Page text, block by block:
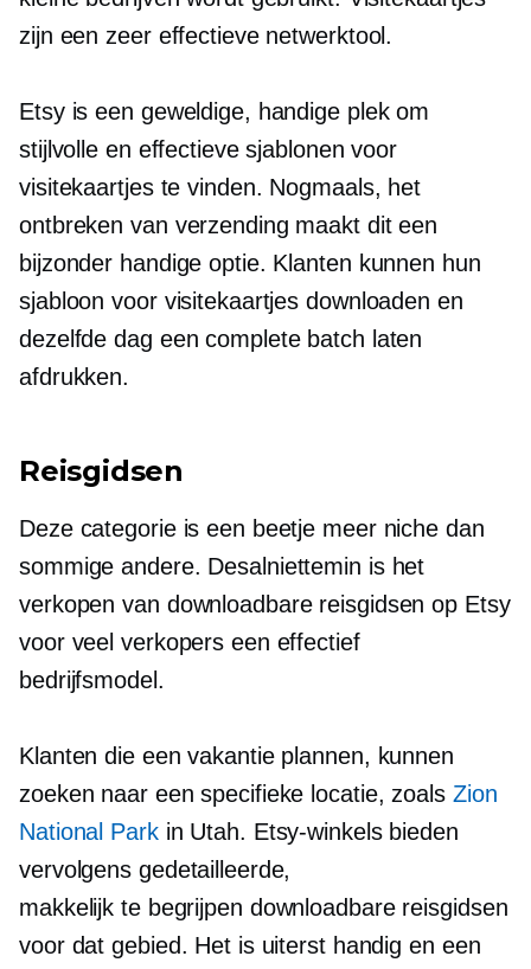
zijn een zeer effectieve netwerktool.
Etsy is een geweldige, handige plek om
stijlvolle en effectieve sjablonen voor
visitekaartjes te vinden. Nogmaals, het
ontbreken van verzending maakt dit een
bijzonder handige optie. Klanten kunnen hun
sjabloon voor visitekaartjes downloaden en
dezelfde dag een complete batch laten
afdrukken.
Reisgidsen
Deze categorie is een beetje meer niche dan
sommige andere. Desalniettemin is het
verkopen van downloadbare reisgidsen op Etsy
voor veel verkopers een effectief
bedrijfsmodel.
Klanten die een vakantie plannen, kunnen
zoeken naar een specifieke locatie, zoals Zion
National Parkin Utah. Etsy-winkels bieden
vervolgens gedetailleerde,
makkelijk te begrijpen downloadbare reisgidsen
voor dat gebied. Het is uiterst handig en een